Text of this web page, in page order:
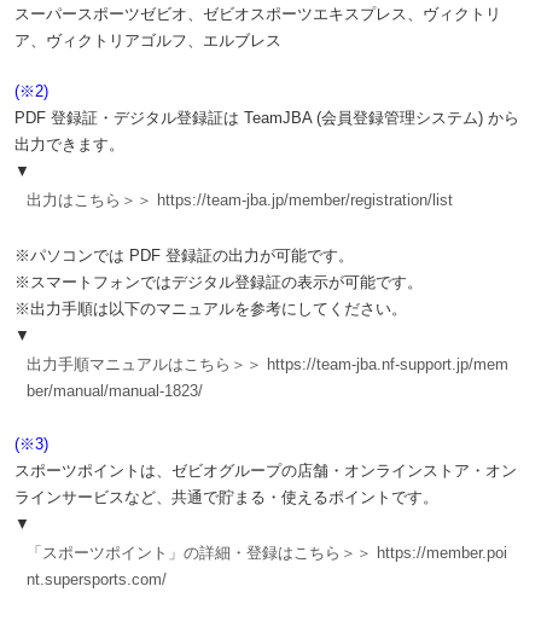
スーパースポーツゼビオ、ゼビオスポーツエキスプレス、ヴィクトリ
ア、ヴィクトリアゴルフ、エルブレス
(※2)
PDF 登録証・デジタル登録証は TeamJBA (会員登録管理システム) から
出力できます。
▼
出力はこちら＞＞ https://team-jba.jp/member/registration/list
※パソコンでは PDF 登録証の出力が可能です。
※スマートフォンではデジタル登録証の表示が可能です。
※出力手順は以下のマニュアルを参考にしてください。
▼
出力手順マニュアルはこちら＞＞ https://team-jba.nf-support.jp/mem
ber/manual/manual-1823/
(※3)
スポーツポイントは、ゼビオグループの店舗・オンラインストア・オン
ラインサービスなど、共通で貯まる・使えるポイントです。
▼
「スポーツポイント」の詳細・登録はこちら＞＞ https://member.poi
nt.supersports.com/